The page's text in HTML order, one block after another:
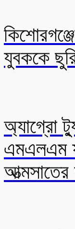
যুবককে
অ্যাগ্রো
এমএলএম